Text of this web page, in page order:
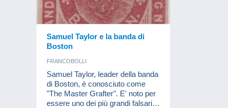
Samuel Taylor e la banda di
Boston
FRANCOBOLLI
Samuel Taylor, leader della banda
di Boston, è conosciuto come
"The Master Grafter". E' noto per
essere uno dei più grandi falsari